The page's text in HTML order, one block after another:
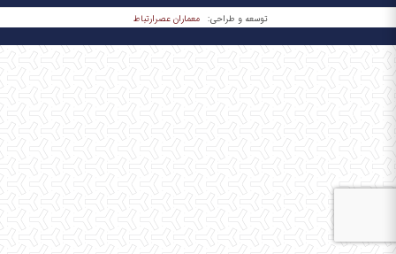
توسعه و طراحی: معماران عصر‌ارتباط